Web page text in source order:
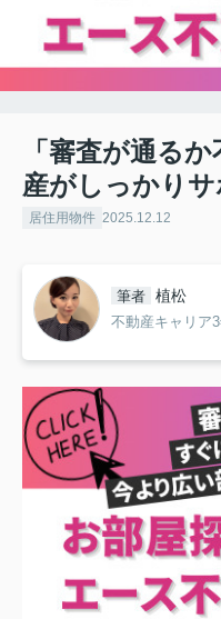
「審査が通る
産がしっかり
居住用物件 2025.12.12
筆者 植松
不動産キャリア